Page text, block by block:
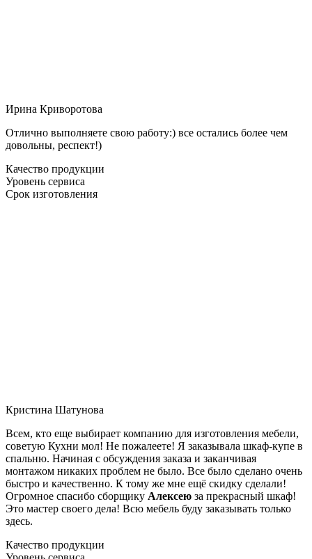
Ирина Криворотова
Отлично выполняете свою работу:) все остались более чем
довольны, респект!)
Качество продукции
Уровень сервиса
Срок изготовления
Кристина Шатунова
Всем, кто еще выбирает компанию для изготовления мебели,
советую Кухни мол! Не пожалеете! Я заказывала шкаф-купе в
спальню. Начиная с обсуждения заказа и заканчивая
монтажом никаких проблем не было. Все было сделано очень
быстро и качественно. К тому же мне ещё скидку сделали!
Огромное спасибо сборщику Алексею за прекрасный шкаф!
Это мастер своего дела! Всю мебель буду заказывать только
здесь.
Качество продукции